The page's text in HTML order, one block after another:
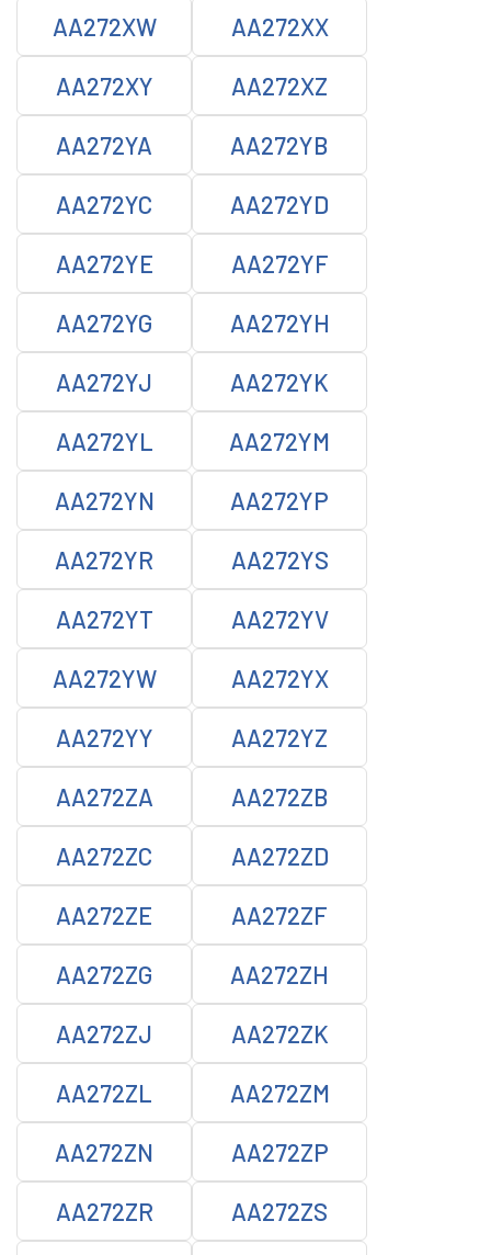
AA272XW AA272XX
AA272XY AA272XZ
AA272YA AA272YB
AA272YC AA272YD
AA272YE AA272YF
AA272YG AA272YH
AA272YJ AA272YK
AA272YL AA272YM
AA272YN AA272YP
AA272YR AA272YS
AA272YT AA272YV
AA272YW AA272YX
AA272YY AA272YZ
AA272ZA AA272ZB
AA272ZC AA272ZD
AA272ZE AA272ZF
AA272ZG AA272ZH
AA272ZJ AA272ZK
AA272ZL AA272ZM
AA272ZN AA272ZP
AA272ZR AA272ZS